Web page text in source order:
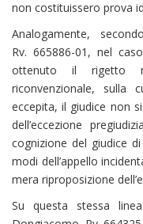
non costituissero prova
Analogamente,
Rv. 665886-01, nel
ottenuto il rigetto
riconvenzionale, sulla
eccepita, il giudice non
dell’eccezione
cognizione del giudice
modi dell’appello
mera riproposizione
Su questa stessa